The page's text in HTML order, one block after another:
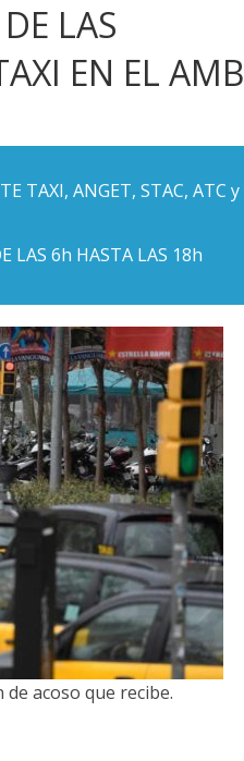
LAS
EN EL AMB
TAXI, ANGET, STAC, ATC y
LAS 6h HASTA LAS 18h
acoso que recibe.